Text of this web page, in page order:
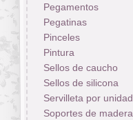
Pegamentos
Pegatinas
Pinceles
Pintura
Sellos de caucho
Sellos de silicona
Servilleta por unidad
Soportes de madera